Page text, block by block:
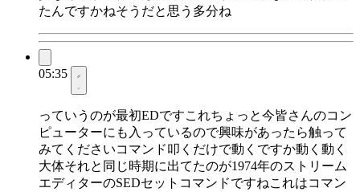
たんですかねそうだと思う多分ね
05:35
っていうのが最初EDですこれちょっと今皆さんのコン
ピューターにも入っているので興味があったら触って
みてくださいコマンド叩くだけで動くですか動く動く
大体それと同じ時期に出てたのが1974年のストリーム
エディターのSEDセットコマンドですねこれはコマン